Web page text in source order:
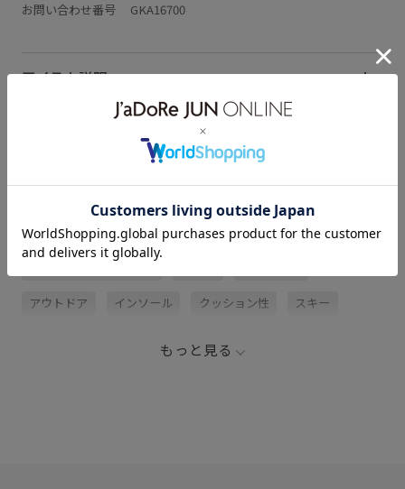
お問い合わせ番号 GKA16700
アイテム説明
サイズ・素材・お手入れ方法
アウトドア インソール クッション性 スキー
もっと見る